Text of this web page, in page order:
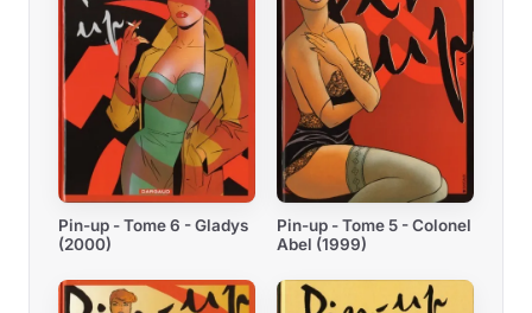
Pin-up - Tome 6 - Gladys
(2000)
Pin-up - Tome 5 - Colonel
Abel (1999)